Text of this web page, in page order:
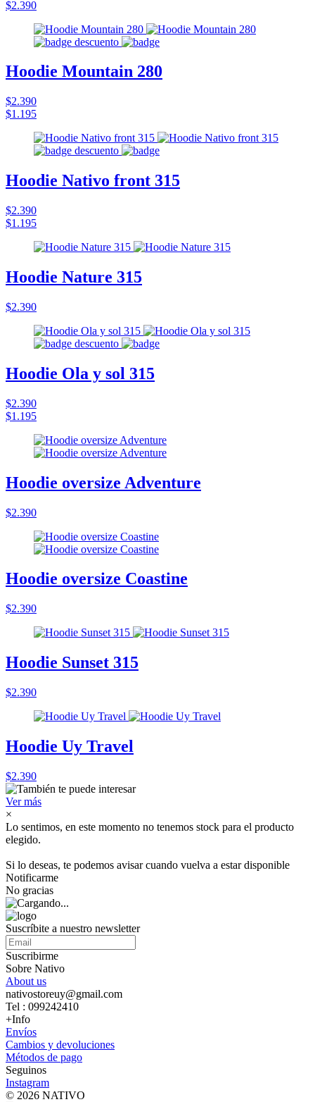
$2.390
Hoodie Mountain 280
$2.390
$1.195
Hoodie Nativo front 315
$2.390
$1.195
Hoodie Nature 315
$2.390
Hoodie Ola y sol 315
$2.390
$1.195
Hoodie oversize Adventure
$2.390
Hoodie oversize Coastine
$2.390
Hoodie Sunset 315
$2.390
Hoodie Uy Travel
$2.390
Ver más
×
Lo sentimos, en este momento no tenemos stock para el producto
elegido.
Si lo deseas, te podemos avisar cuando vuelva a estar disponible
Notificarme
No gracias
Suscríbite a nuestro newsletter
Suscribirme
Sobre Nativo
About us
nativostoreuy@gmail.com
Tel : 099242410
+Info
Envíos
Cambios y devoluciones
Métodos de pago
Seguinos
Instagram
© 2026 NATIVO